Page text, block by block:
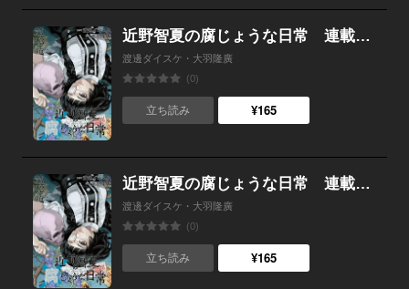
近野智夏の腐じょうな日常 連載版 第２３話 祭壇の間で
渡邊ダイスケ・大羽隆廣
(0)
立ち読み ¥165
近野智夏の腐じょうな日常 連載版 第２２話 黄泉比良坂の真理
渡邊ダイスケ・大羽隆廣
(0)
立ち読み ¥165